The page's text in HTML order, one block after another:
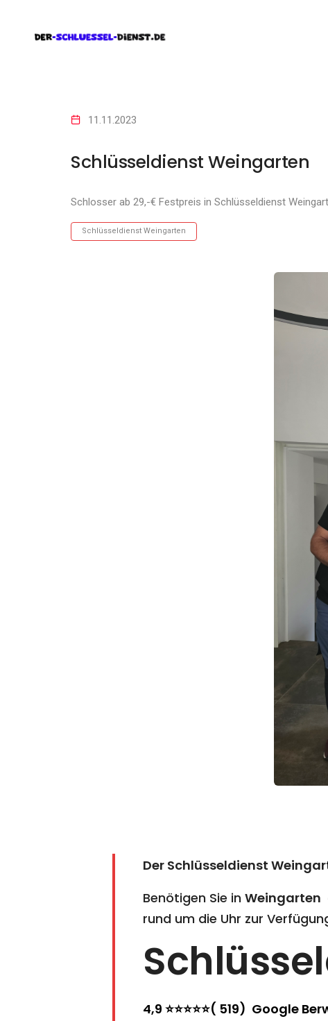
11.11.2023
Schlüsseldienst Weingarten
Schlosser ab 29,-€ Festpreis in Schlüsseldienst
Schlüsseldienst Weingarten
Der Schlüsseldienst
Benötigen Sie in Weingarten
rund um die Uhr zur
4,9 ⭐⭐⭐⭐⭐( 519) Google